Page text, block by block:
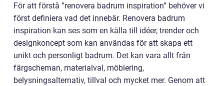
För att förstå ”renovera badrum inspiration” behöver vi
först definiera vad det innebär. Renovera badrum
inspiration kan ses som en källa till idéer, trender och
designkoncept som kan användas för att skapa ett
unikt och personligt badrum. Det kan vara allt från
färgscheman, materialval, möblering,
belysningsalternativ, tillval och mycket mer. Genom att